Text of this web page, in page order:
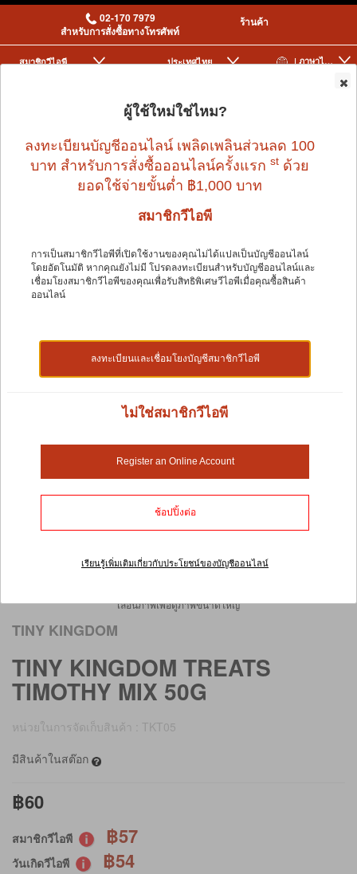
02-170 7979
สำหรับการสั่งซื้อทางโทรศัพท์
ร้านค้า
| ภาษาไทย
ประเทศไทย
สมาชิกวีไอพี
|
เลื่อนภาพเพื่อดูภาพขนาดใหญ่
TINY KINGDOM
TINY KINGDOM TREATS
TIMOTHY MIX 50G
หน่วยในการจัดเก็บสินค้า : TKT05
มีสินค้าในสต๊อก
฿60
สมาชิกวีไอพี ฿57
วันเกิดวีไอพี ฿54
ผู้ใช้ใหม่ใช่ไหม?
ลงทะเบียนบัญชีออนไลน์ เพลิดเพลินส่วนลด 100
บาท สำหรับการสั่งซื้อออนไลน์ครั้งแรกst ด้วย
ยอดใช้จ่ายขั้นต่ำ ฿1,000 บาท
สมาชิกวีไอพี
การเป็นสมาชิกวีไอพีที่เปิดใช้งานของคุณไม่ได้แปลเป็นบัญชีออนไลน์
โดยอัตโนมัติ หากคุณยังไม่มี โปรดลงทะเบียนสำหรับบัญชีออนไลน์และ
เชื่อมโยงสมาชิกวีไอพีของคุณเพื่อรับสิทธิพิเศษวีไอพีเมื่อคุณซื้อสินค้า
ออนไลน์
ลงทะเบียนและเชื่อมโยงบัญชีสมาชิกวีไอพี
ไม่ใช่สมาชิกวีไอพี
Register an Online Account
ช้อปปิ้งต่อ
เรียนรู้เพิ่มเติมเกี่ยวกับประโยชน์ของบัญชีออนไลน์